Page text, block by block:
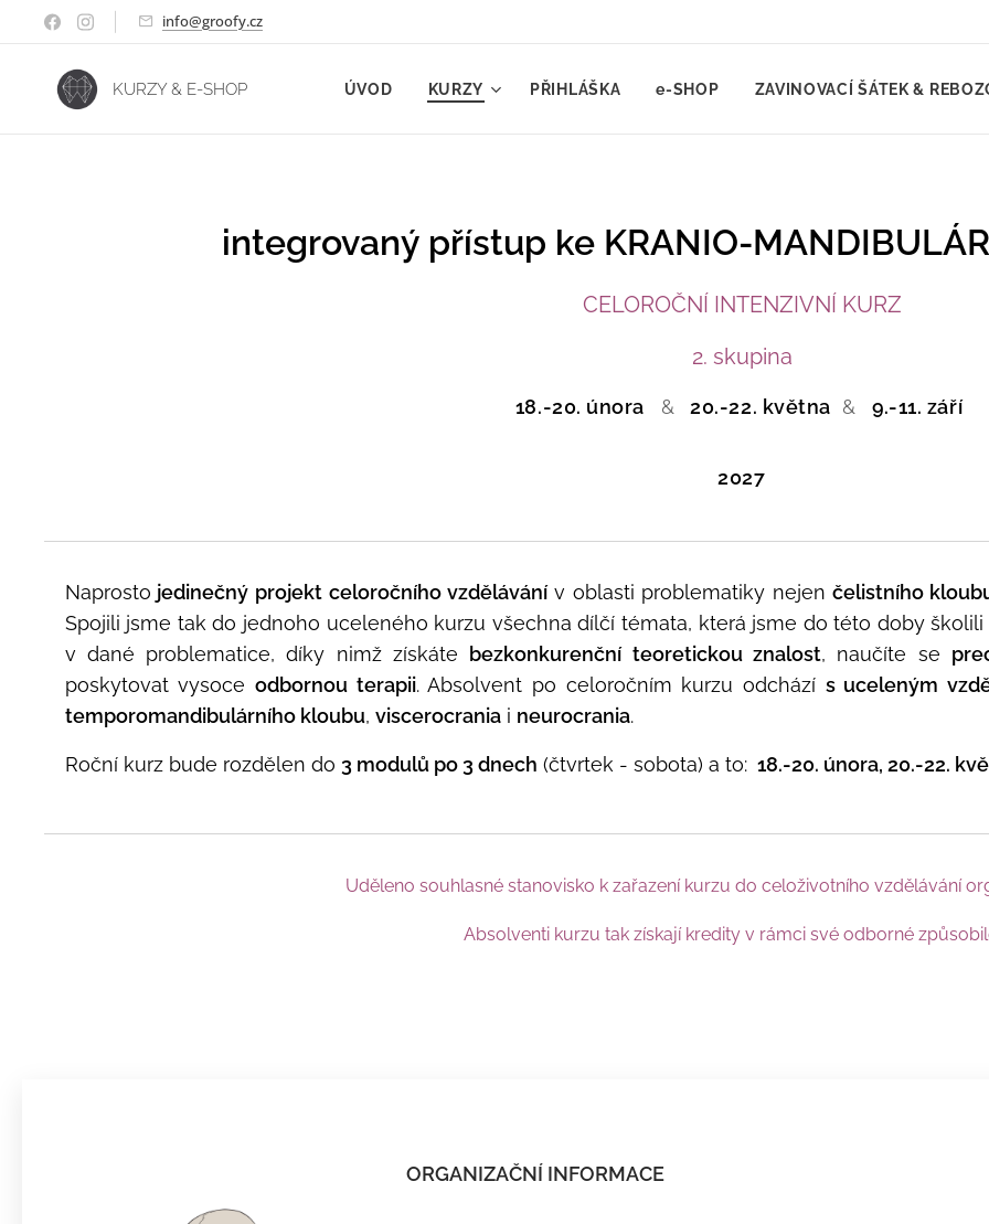
info@groofy.cz
KURZY & E-SHOP ÚVOD KURZY PŘIHLÁŠKA e-SHOP ZAVINOVACÍ ŠÁTEK &
integrovaný přístup ke KRANIO-
CELOROČNÍ INTENZIVNÍ KURZ
2. skupina
18.-20. února & 20.-22. května & 9.-11. září
2027
Naprosto jedinečný projekt celoročního vzdělávání v oblasti problematiky nejen čelistního
Spojili jsme tak do jednoho uceleného kurzu všechna dílčí témata, která jsme do této doby
v dané problematice, díky nimž získáte
bezkonkurenční teoretickou znalost, naučíte se
poskytovat vysoce odbornou terapii. Absolvent po celoročním kurzu odchází s uceleným
temporomandibulárního kloubu, viscerocraniai neurocrania.
Roční kurz bude rozdělen do 3 modulů po 3 dnech (čtvrtek - sobota) a to: 18.-20. února, 20.-22.
Uděleno souhlasné stanovisko k zařazení kurzu do celoživotního vzdělávání
Absolventi kurzu tak získají kredity v rámci své odborné
ORGANIZAČNÍ INFORMACE